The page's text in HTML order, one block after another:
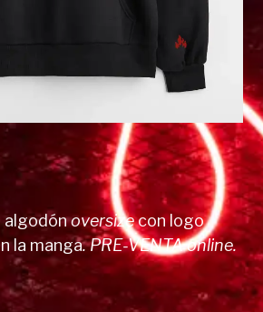
algodónoversizecon logo
la manga. PRE-VENTA online.